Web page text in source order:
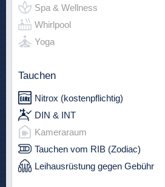
Spa & Wellness
Whirlpool
Yoga
Tauchen
Nitrox (kostenpflichtig)
DIN & INT
Kameraraum
Tauchen vom RIB (Zodiac)
Leihausrüstung gegen Gebühr